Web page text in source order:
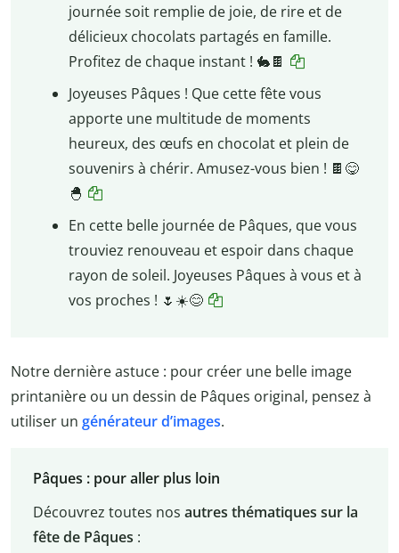
journée soit remplie de joie, de rire et de
délicieux chocolats partagés en famille.
Profitez de chaque instant ! 🐇🍫
Joyeuses Pâques ! Que cette fête vous
apporte une multitude de moments
heureux, des œufs en chocolat et plein de
souvenirs à chérir. Amusez-vous bien ! 🍫 😋
🐣
En cette belle journée de Pâques, que vous
trouviez renouveau et espoir dans chaque
rayon de soleil. Joyeuses Pâques à vous et à
vos proches ! 🌷 ☀️😊
Notre dernière astuce : pour créer une belle image
printanière ou un dessin de Pâques original, pensez à
utiliser un générateur d’images.
Pâques : pour aller plus loin
Découvrez toutes nos autres thématiques sur la
fête de Pâques :